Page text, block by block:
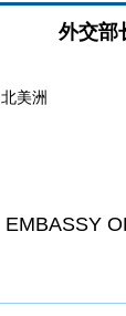
外交部
北美洲
EMBASSY